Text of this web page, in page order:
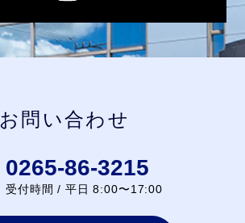
お問い合わせ
0265-86-3215
受付時間 / 平日 8:00〜17:00